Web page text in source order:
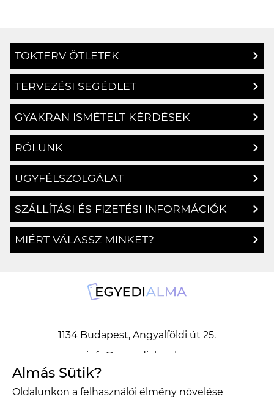
TOKTERV ÖTLETEK
TERVEZÉSI SEGÉDLET
GYAKRAN ISMÉTELT KÉRDÉSEK
RÓLUNK
ÜGYFÉLSZOLGÁLAT
SZÁLLÍTÁSI ÉS FIZETÉSI INFORMÁCIÓK
MIÉRT VÁLASSZ MINKET?
1134 Budapest, Angyalföldi út 25.
info@egyedialma.hu
1134 Budapest, Angyalföldi út 25.
Almás Sütik?
Oldalunkon a felhasználói élmény növelése